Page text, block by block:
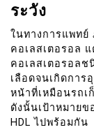
ระวัง
ในทางการแพทย์
คอเลสเตอรอล
คอเลสเตอรอลช
เลือดจนเกิดการ
หน้าที่เหมือนรถเ
ดังนั้นเป้าหมายข
HDL ไปพร้อมกัน